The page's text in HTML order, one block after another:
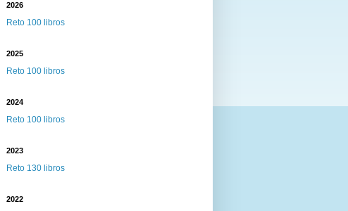
2026
Reto 100 libros
2025
Reto 100 libros
2024
Reto 100 libros
2023
Reto 130 libros
2022